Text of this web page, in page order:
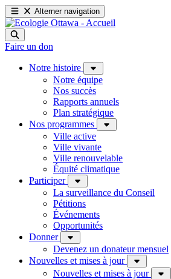
Alterner navigation
Faire un don
Notre histoire
Notre équipe
Nos succès
Rapports annuels
Plan stratégique
Nos programmes
Ville active
Ville vivante
Ville renouvelable
Équité climatique
Participer
La surveillance du Conseil
Pétitions
Événements
Opportunités
Donner
Devenez un donateur mensuel
Nouvelles et mises à jour
Nouvelles et mises à jour